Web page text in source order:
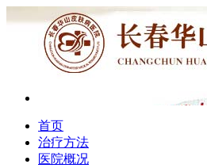
首页
治疗方法
医院概况